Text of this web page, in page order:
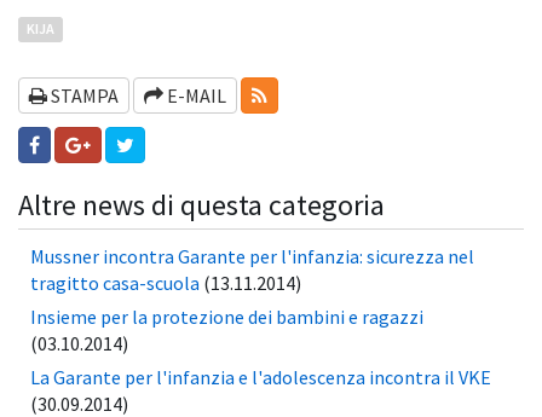
KIJA
STAMPA E-MAIL RSS-FEEDS
Altre news di questa categoria
Mussner incontra Garante per l'infanzia: sicurezza nel
tragitto casa-scuola (13.11.2014)
Insieme per la protezione dei bambini e ragazzi
(03.10.2014)
La Garante per l'infanzia e l'adolescenza incontra il VKE
(30.09.2014)